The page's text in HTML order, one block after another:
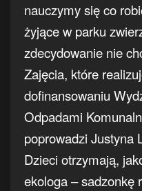
nauczymy się co
żyjące w parku
zdecydowanie nie
Zajęcia, które
dofinansowaniu
Odpadami
poprowadzi Justyna
Dzieci otrzymają,
ekologa – sadzonkę